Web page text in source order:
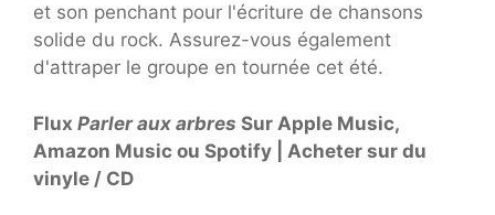
et son penchant pour l'écriture de chansons
solide du rock. Assurez-vous également
d'attraper le groupe en tournée cet été.
Flux Parler aux arbres Sur Apple Music,
Amazon Music ou Spotify | Acheter sur du
vinyle / CD